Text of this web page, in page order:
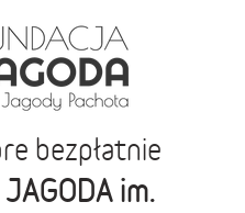
bezpłatnie
im.